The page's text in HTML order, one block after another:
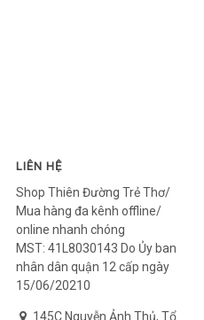
LIÊN HỆ
Shop Thiên Đường Trẻ Thơ/
Mua hàng đa kênh offline/
online nhanh chóng
MST: 41L8030143 Do Ủy ban
nhân dân quận 12 cấp ngày
15/06/20210
145C Nguyễn Ảnh Thủ, Tổ